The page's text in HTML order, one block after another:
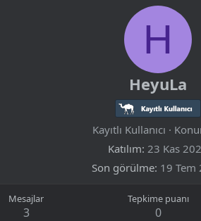
H
HeyuLa
Kayıtlı Kullanıcı ·
Katılım 23 Kas
Son görülme 19 Tem
Mesajlar
3
Tepkime puanı
0